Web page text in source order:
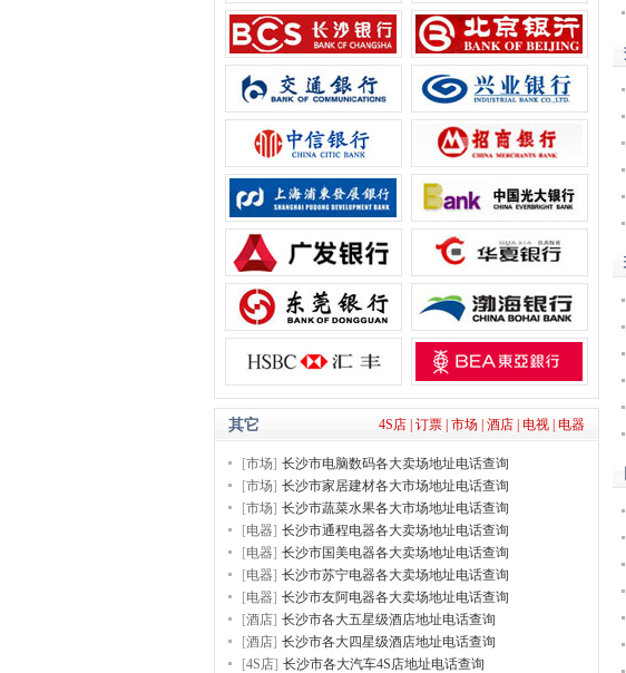
4S店 | 订票 | 市场 | 酒店 | 电视 | 电器
其它
[市场] 长沙市电脑数码各大卖场地址电话查询
[市场] 长沙市家居建材各大市场地址电话查询
[市场] 长沙市蔬菜水果各大市场地址电话查询
[电器] 长沙市通程电器各大卖场地址电话查询
[电器] 长沙市国美电器各大卖场地址电话查询
[电器] 长沙市苏宁电器各大卖场地址电话查询
[电器] 长沙市友阿电器各大卖场地址电话查询
[酒店] 长沙市各大五星级酒店地址电话查询
[酒店] 长沙市各大四星级酒店地址电话查询
[4S店] 长沙市各大汽车4S店地址电话查询